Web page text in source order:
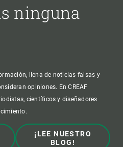
ninguna
llena de noticias falsas y
opiniones. En CREAF
científicos y diseñadores
¡LEE NUESTRO
BLOG!